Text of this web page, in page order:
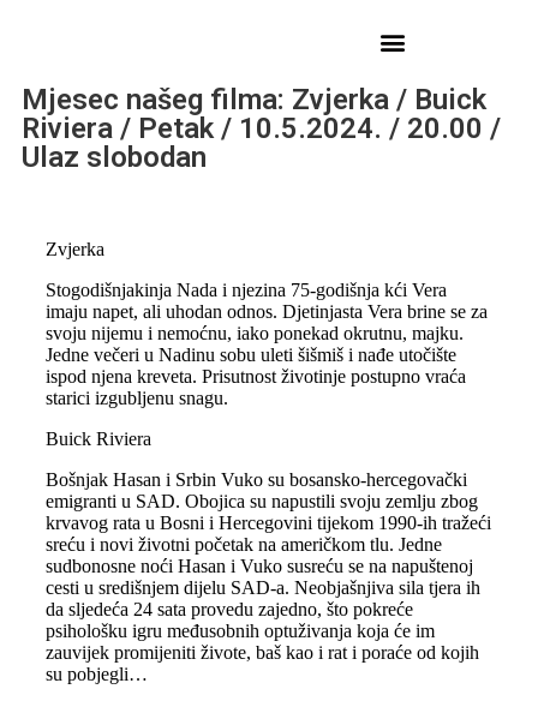
Mjesec našeg filma: Zvjerka / Buick
Riviera / Petak / 10.5.2024. / 20.00 /
Ulaz slobodan
Zvjerka
Stogodišnjakinja Nada i njezina 75-godišnja kći Vera
imaju napet, ali uhodan odnos. Djetinjasta Vera brine se za
svoju nijemu i nemoćnu, iako ponekad okrutnu, majku.
Jedne večeri u Nadinu sobu uleti šišmiš i nađe utočište
ispod njena kreveta. Prisutnost životinje postupno vraća
starici izgubljenu snagu.
Buick Riviera
Bošnjak Hasan i Srbin Vuko su bosansko-hercegovački
emigranti u SAD. Obojica su napustili svoju zemlju zbog
krvavog rata u Bosni i Hercegovini tijekom 1990-ih tražeći
sreću i novi životni početak na američkom tlu. Jedne
sudbonosne noći Hasan i Vuko susreću se na napuštenoj
cesti u središnjem dijelu SAD-a. Neobjašnjiva sila tjera ih
da sljedeća 24 sata provedu zajedno, što pokreće
psihološku igru međusobnih optuživanja koja će im
zauvijek promijeniti živote, baš kao i rat i poraće od kojih
su pobjegli…